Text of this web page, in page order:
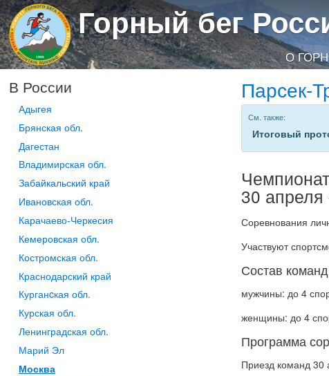
Горный бег
О
В России
Адыгея
Брянская обл.
Дагестан
Владимирская обл.
Забайкальский край
Ивановская обл.
Карачаево-Черкесия
Кемеровская обл.
Костромская обл.
Краснодарский край
Курганcкая обл.
Курская обл.
Ленинградская обл.
Марий Эл
Москва
Парсек-
См. также:
Итоговый
30
Соревнования
Участвуют
Состав команд
мужчины: до 4
женщины: до 4
Программа
Приезд команд 30